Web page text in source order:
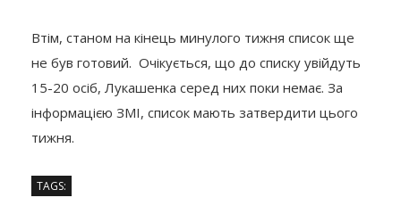
Втім, станом на кінець минулого тижня список ще
не був готовий. Очікується, що до списку увійдуть
15-20 осіб, Лукашенка серед них поки немає. За
інформацією ЗМІ, список мають затвердити цього
тижня.
TAGS: